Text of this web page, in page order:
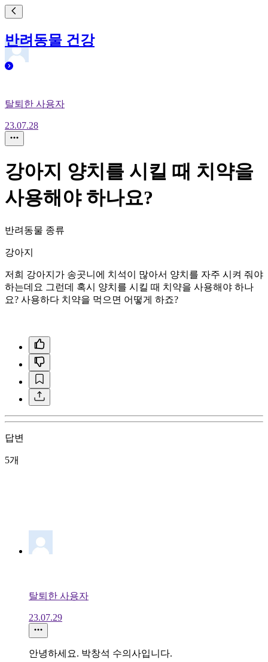
반려동물 건강
탈퇴한 사용자
23.07.28
강아지 양치를 시킬 때 치약을
사용해야 하나요?
반려동물 종류
강아지
저희 강아지가 송곳니에 치석이 많아서 양치를 자주 시켜 줘야
하는데요 그런데 혹시 양치를 시킬 때 치약을 사용해야 하나
요? 사용하다 치약을 먹으면 어떻게 하죠?
답변
5개
탈퇴한 사용자
23.07.29
안녕하세요. 박창석 수의사입니다.